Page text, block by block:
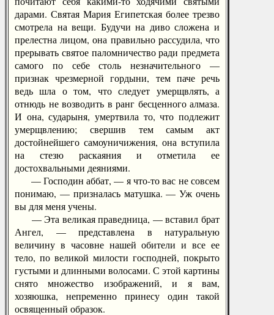
дарами. Святая Мария Египетская более трезво
смотрела на вещи. Будучи на диво сложена и
прелестна лицом, она правильно рассудила, что
прерывать святое паломничество ради предмета
самого по себе столь незначительного —
признак чрезмерной гордыни, тем паче речь
ведь шла о том, что следует умерщвлять, а
отнюдь не возводить в ранг бесценного алмаза.
И она, сударыня, умертвила то, что подлежит
умерщвлению; свершив тем самым акт
достойнейшего самоуничижения, она вступила
на стезю раскаяния и отметила ее
достохвальными деяниями.
— Господин аббат, — я что-то вас не совсем
понимаю, — призналась матушка. — Уж очень
вы для меня учены.
— Эта великая праведница, — вставил брат
Ангел, — представлена в натуральную
величину в часовне нашей обители и все ее
тело, по великой милости господней, покрыто
густыми и длинными волосами. С этой картины
снято множество изображений, и я вам,
хозяюшка, непременно принесу один такой
освященный образок.